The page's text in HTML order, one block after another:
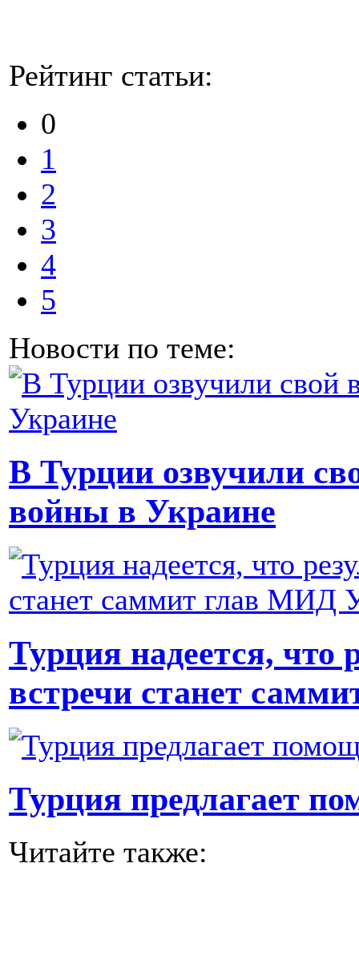
Рейтинг статьи:
0
1
2
3
4
5
Новости по теме:
В Турции озвучили
войны в Украине
Турция надеется, что
встречи станет
Турция предлагает
Читайте также: